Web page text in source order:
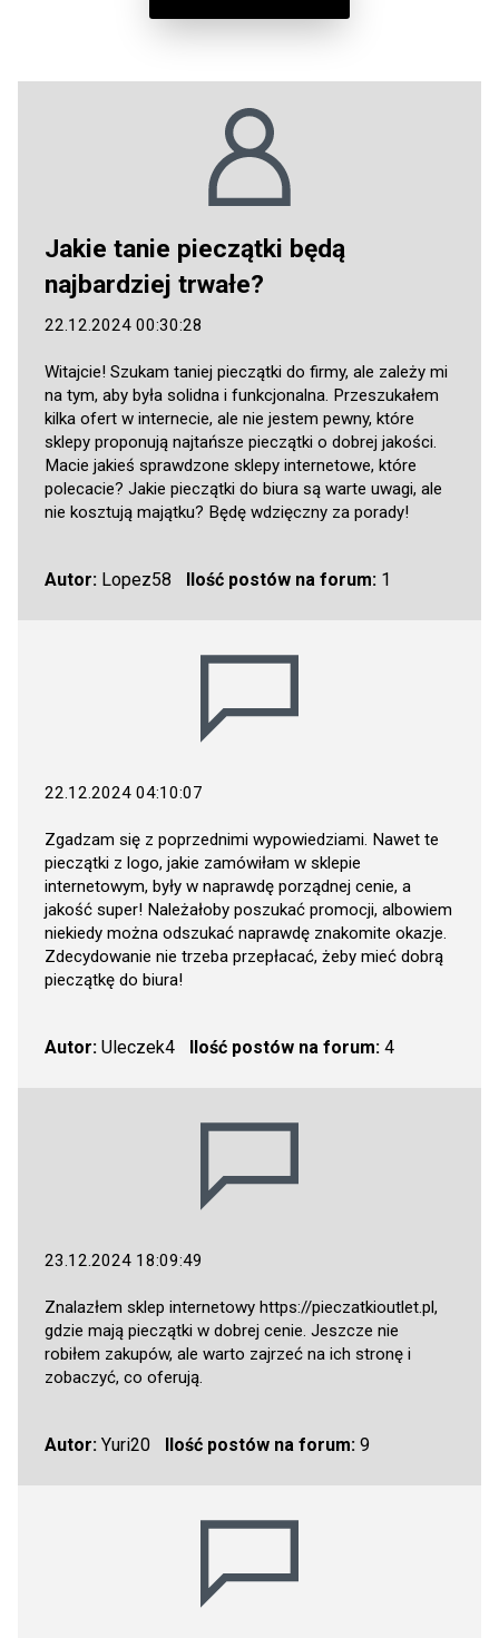
Jakie tanie pieczątki będą
najbardziej trwałe?
22.12.2024 00:30:28
Witajcie! Szukam taniej pieczątki do firmy, ale zależy mi
na tym, aby była solidna i funkcjonalna. Przeszukałem
kilka ofert w internecie, ale nie jestem pewny, które
sklepy proponują najtańsze pieczątki o dobrej jakości.
Macie jakieś sprawdzone sklepy internetowe, które
polecacie? Jakie pieczątki do biura są warte uwagi, ale
nie kosztują majątku? Będę wdzięczny za porady!
Autor: Lopez58 Ilość postów na forum:1
22.12.2024 04:10:07
Zgadzam się z poprzednimi wypowiedziami. Nawet te
pieczątki z logo, jakie zamówiłam w sklepie
internetowym, były w naprawdę porządnej cenie, a
jakość super! Należałoby poszukać promocji, albowiem
niekiedy można odszukać naprawdę znakomite okazje.
Zdecydowanie nie trzeba przepłacać, żeby mieć dobrą
pieczątkę do biura!
Autor: Uleczek4 Ilość postów na forum:4
23.12.2024 18:09:49
Znalazłem sklep internetowy https://pieczatkioutlet.pl,
gdzie mają pieczątki w dobrej cenie. Jeszcze nie
robiłem zakupów, ale warto zajrzeć na ich stronę i
zobaczyć, co oferują.
Autor: Yuri20 Ilość postów na forum:9